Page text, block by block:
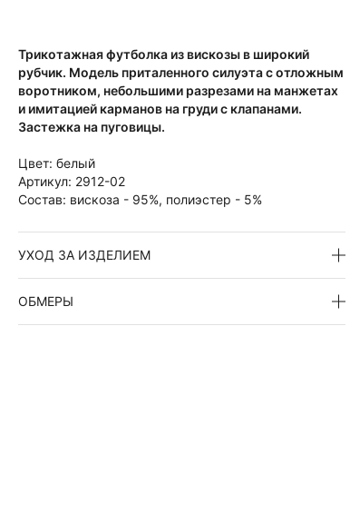
Трикотажная футболка из вискозы в широкий
рубчик. Модель приталенного силуэта с отложным
воротником, небольшими разрезами на манжетах
и имитацией карманов на груди с клапанами.
Застежка на пуговицы.
Цвет: белый
Артикул: 2912-02
Состав: вискоза - 95%, полиэстер - 5%
УХОД ЗА ИЗДЕЛИЕМ
ОБМЕРЫ